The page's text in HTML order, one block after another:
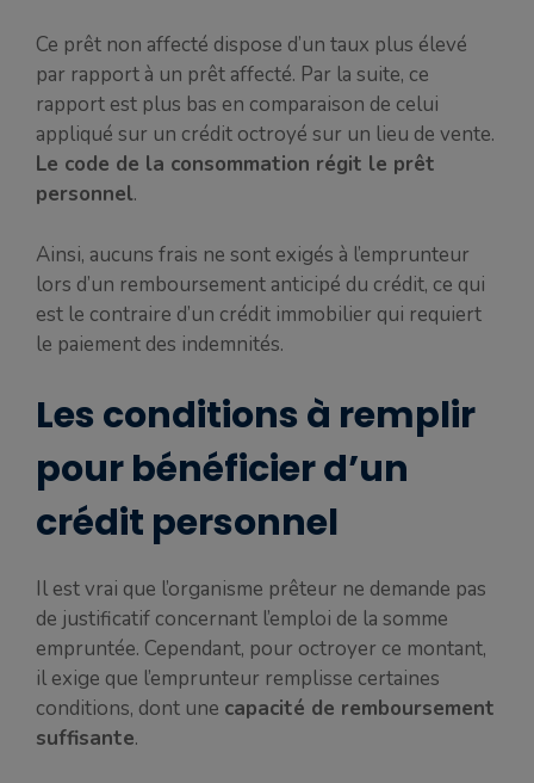
Ce prêt non affecté dispose d’un taux plus élevé
par rapport à un prêt affecté. Par la suite, ce
rapport est plus bas en comparaison de celui
appliqué sur un crédit octroyé sur un lieu de vente.
Le code de la consommation régit le prêt
personnel.
Ainsi, aucuns frais ne sont exigés à l’emprunteur
lors d’un remboursement anticipé du crédit, ce qui
est le contraire d’un crédit immobilier qui requiert
le paiement des indemnités.
Les conditions à remplir
pour bénéficier d’un
crédit personnel
Il est vrai que l’organisme prêteur ne demande pas
de justificatif concernant l’emploi de la somme
empruntée. Cependant, pour octroyer ce montant,
il exige que l’emprunteur remplisse certaines
conditions, dont une capacité de remboursement
suffisante.